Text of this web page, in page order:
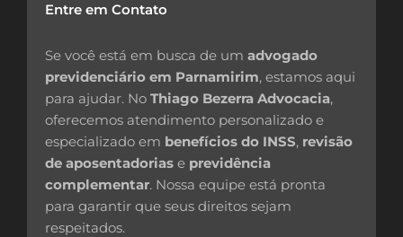
Entre em Contato
Se você está em busca de um advogado
previdenciário em Parnamirim, estamos aqui
para ajudar. No Thiago Bezerra Advocacia,
oferecemos atendimento personalizado e
especializado em benefícios do INSS, revisão
de aposentadorias e previdência
complementar. Nossa equipe está pronta
para garantir que seus direitos sejam
respeitados.